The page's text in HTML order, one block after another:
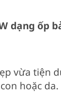
dạng ốp
vừa tiện
hoặc da.